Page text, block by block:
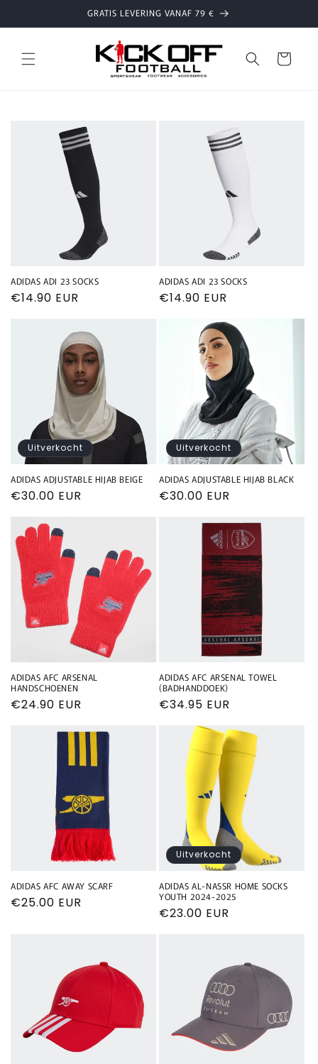
content
GRATIS LEVERING VANAF 79 €
Winkelwagen
ADIDAS ADI 23 SOCKS
Normale
€14.90 EUR
ADIDAS ADI 23 SOCKS
Normale
€14.90 EUR
Uitverkocht
ADIDAS ADJUSTABLE HIJAB BEIGE
Normale
€30.00 EUR
Uitverkocht
ADIDAS ADJUSTABLE HIJAB BLACK
Normale
€30.00 EUR
ADIDAS AFC ARSENAL
HANDSCHOENEN
Normale
€24.90 EUR
ADIDAS AFC ARSENAL TOWEL
(BADHANDDOEK)
Normale
€34.95 EUR
ADIDAS AFC AWAY SCARF
Normale
€25.00 EUR
Uitverkocht
ADIDAS AL-NASSR HOME SOCKS
YOUTH 2024-2025
Normale
€23.00 EUR